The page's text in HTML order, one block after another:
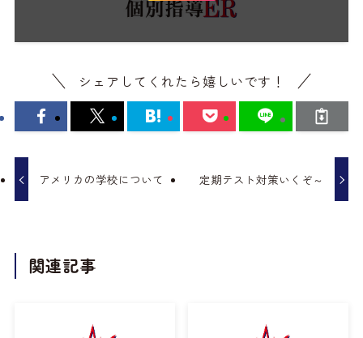
シェアしてくれたら嬉しいです！
アメリカの学校について 定期テスト対策いくぞ～
関連記事